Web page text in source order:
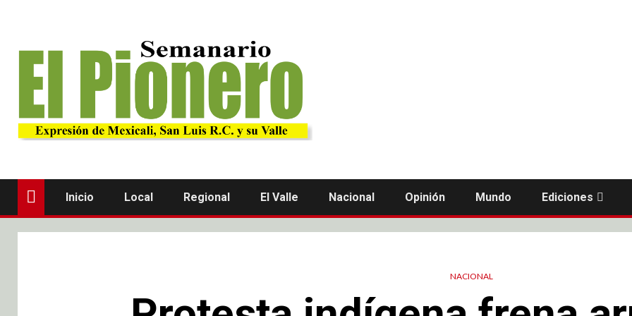
Inicio Local Regional El Valle Nacional Opinión Mundo Ediciones
NACIONAL